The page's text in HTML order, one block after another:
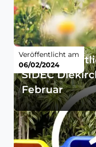
SIDEC
Februar
Veröffentlicht am
06/02/2024